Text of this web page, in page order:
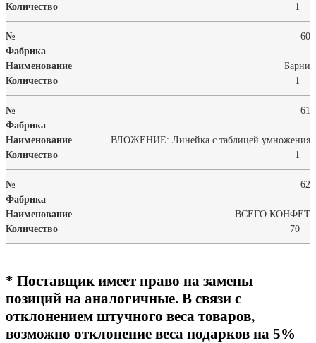
1
60
Барни
1
61
ВЛОЖЕНИЕ: Линейка с таблицей умножения
1
62
ВСЕГО КОНФЕТ
70
* Поставщик имеет право на замены
позиций на аналогичные. В связи с
отклонением штучного веса товаров,
возможно отклонение веса подарков на 5%